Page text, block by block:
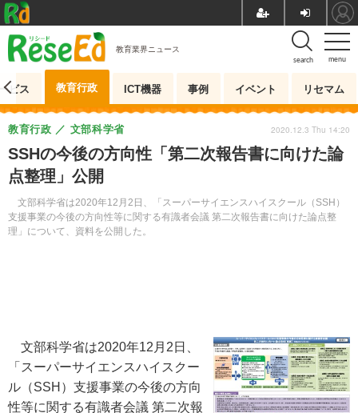
menu
search
教育業界ニュース
ビス 教育行政 ICT機器 事例 イベント リセマム
SSHの今後の方向性「第二次報告書に向けた論
点整理」公開
文部科学省は2020年12月2日、「スーパーサイエンスハイスクール（SSH）
支援事業の今後の方向性等に関する有識者会議 第二次報告書に向けた論点整
理」について、資料を公開した。
教育行政 文部科学省 2020.12.3 Thu 14:20
文部科学省は2020年12月2日、
「スーパーサイエンスハイスクー
ル（SSH）支援事業の今後の方向
性等に関する有識者会議 第二次報